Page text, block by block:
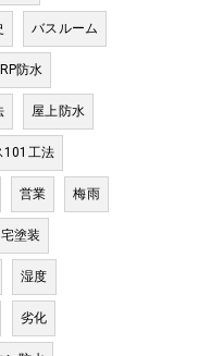
バスルーム
防水
屋上防水
101工法
営業 梅雨
塗装
湿度
劣化